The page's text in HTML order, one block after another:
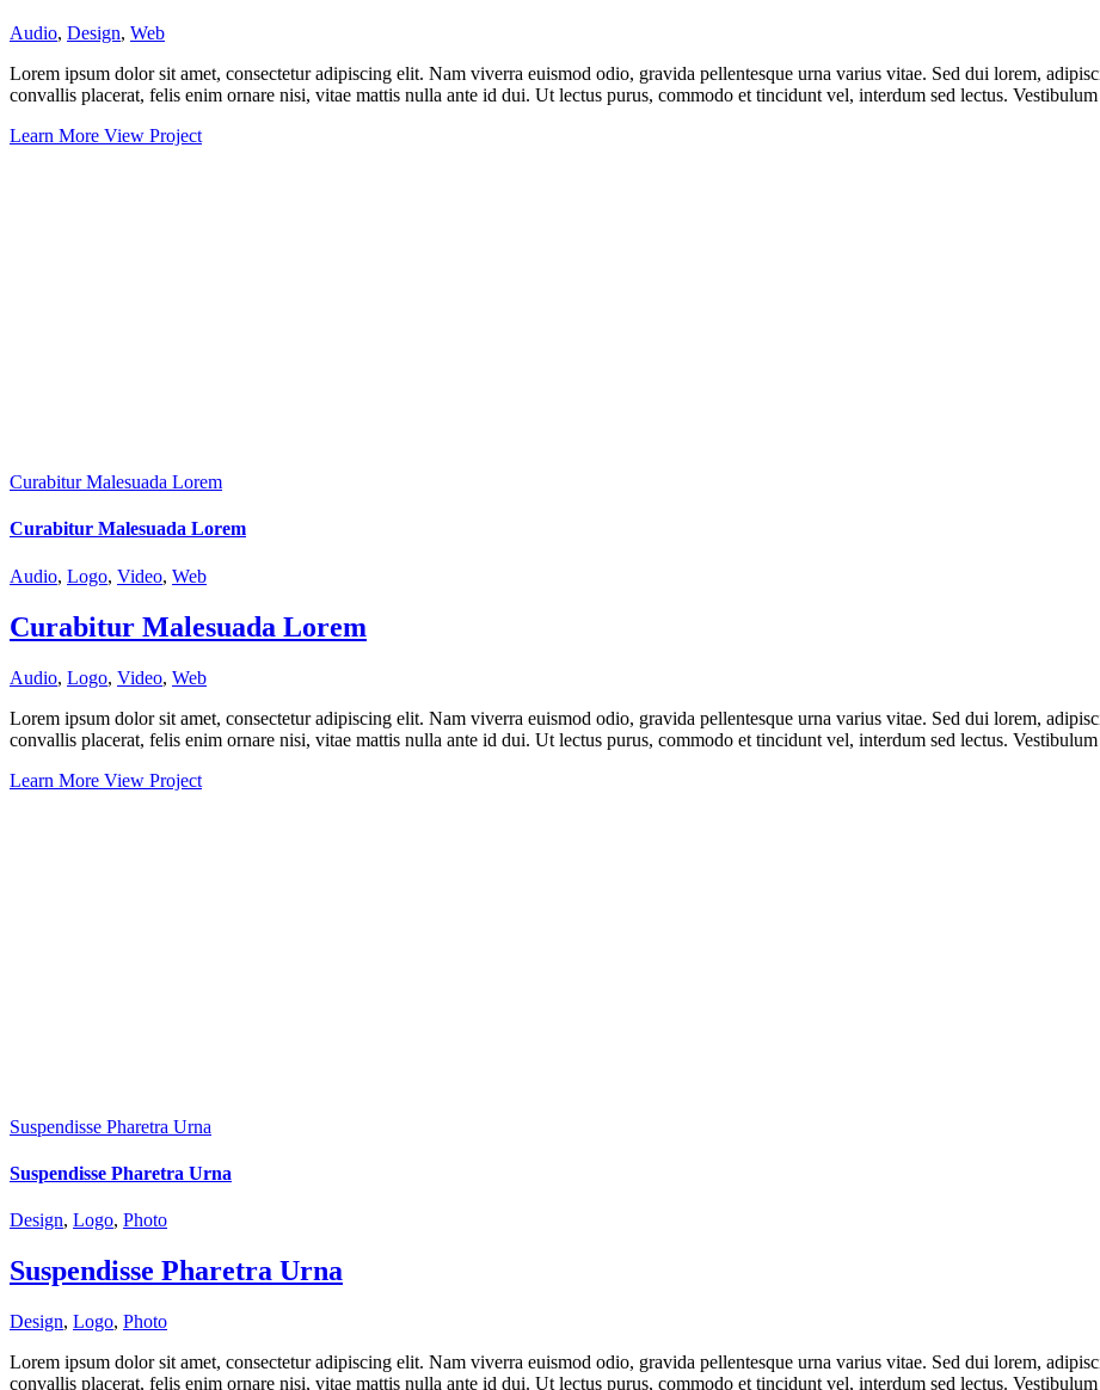
Audio, Design, Web
Lorem ipsum dolor sit amet, consectetur adipiscing elit. Nam viverra euismod odio, gravida pellentesque urna varius vitae. Sed dui lorem,
convallis placerat, felis enim ornare nisi, vitae mattis nulla ante id dui. Ut lectus purus, commodo et tincidunt vel, interdum sed lectus.
Learn More View Project
Curabitur Malesuada Lorem
Curabitur Malesuada Lorem
Audio, Logo, Video, Web
Curabitur Malesuada Lorem
Audio, Logo, Video, Web
Lorem ipsum dolor sit amet, consectetur adipiscing elit. Nam viverra euismod odio, gravida pellentesque urna varius vitae. Sed dui lorem,
convallis placerat, felis enim ornare nisi, vitae mattis nulla ante id dui. Ut lectus purus, commodo et tincidunt vel, interdum sed lectus.
Learn More View Project
Suspendisse Pharetra Urna
Suspendisse Pharetra Urna
Design, Logo, Photo
Suspendisse Pharetra Urna
Design, Logo, Photo
Lorem ipsum dolor sit amet, consectetur adipiscing elit. Nam viverra euismod odio, gravida pellentesque urna varius vitae. Sed dui lorem,
convallis placerat, felis enim ornare nisi, vitae mattis nulla ante id dui. Ut lectus purus, commodo et tincidunt vel, interdum sed lectus.